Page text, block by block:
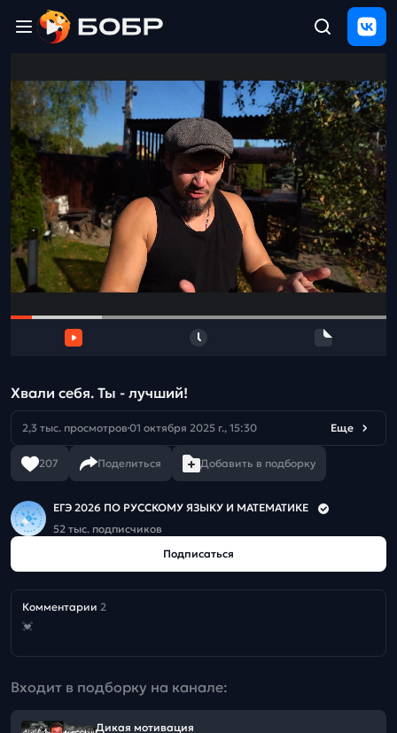
ЩЕЛЧОК
2026
Полезные
материалы
Проверка
сочинений
Тех
поддержка
и
Хвали себя. Ты - лучший!
2,3 тыс. просмотров 01 октября 2025 г., 15:30 Еще
207 Поделиться Добавить в подборку
ЕГЭ 2026 ПО РУССКОМУ ЯЗЫКУ И МАТЕМАТИКЕ
52 тыс. подписчиков
Подписаться
Комментарии 2
💓
Входит в подборку на канале:
Дикая мотивация